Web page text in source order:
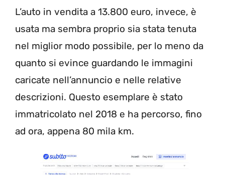
L’auto in vendita a 13.800 euro, invece, è
usata ma sembra proprio sia stata tenuta
nel miglior modo possibile, per lo meno da
quanto si evince guardando le immagini
caricate nell’annuncio e nelle relative
descrizioni. Questo esemplare è stato
immatricolato nel 2018 e ha percorso, fino
ad ora, appena 80 mila km.